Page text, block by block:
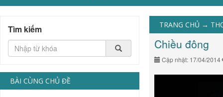
TRANG CHỦ →
Chiều đông
Cập nhật: 17/04/2014
Tìm kiếm
BÀI CÙNG CHỦ ĐỀ